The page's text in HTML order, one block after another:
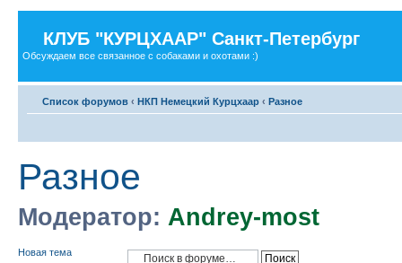
КЛУБ "КУРЦХААР" Санкт-Петербург
Обсуждаем все связанное с собаками и охотами :)
Список форумов ‹ НКП Немецкий Курцхаар ‹ Разное
Разное
Модератор: Andrey-most
Новая тема